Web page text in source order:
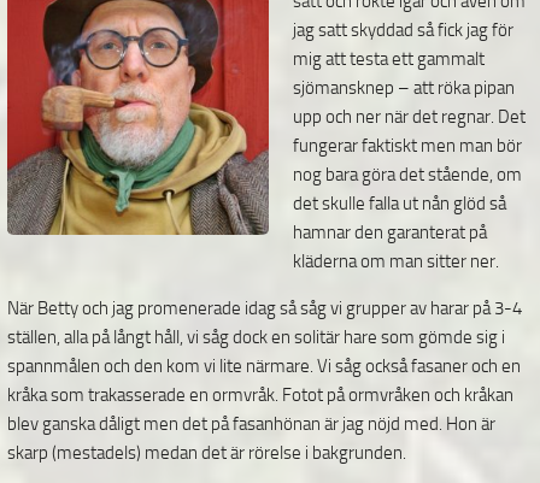
jag satt skyddad så fick jag för
mig att testa ett gammalt
sjömansknep – att röka pipan
upp och ner när det regnar. Det
fungerar faktiskt men man bör
nog bara göra det stående, om
det skulle falla ut nån glöd så
hamnar den garanterat på
kläderna om man sitter ner.
När Betty och jag promenerade idag så såg vi grupper av harar på 3-4
ställen, alla på långt håll, vi såg dock en solitär hare som gömde sig i
spannmålen och den kom vi lite närmare. Vi såg också fasaner och en
kråka som trakasserade en ormvråk. Fotot på ormvråken och kråkan
blev ganska dåligt men det på fasanhönan är jag nöjd med. Hon är
skarp (mestadels) medan det är rörelse i bakgrunden.